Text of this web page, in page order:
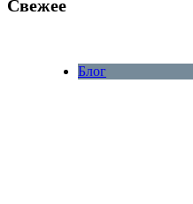
Свежее
Блог